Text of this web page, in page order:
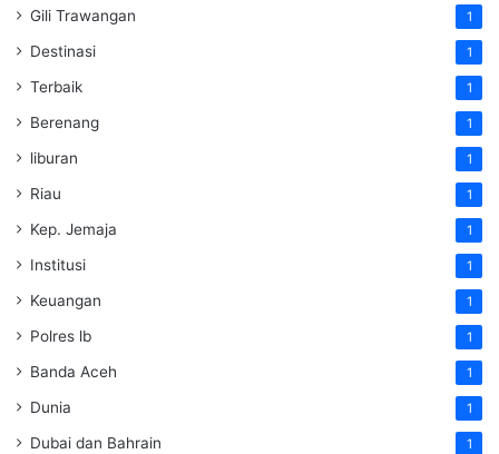
Gili Trawangan 1
Destinasi 1
Terbaik 1
Berenang 1
liburan 1
Riau 1
Kep. Jemaja 1
Institusi 1
Keuangan 1
Polres lb 1
Banda Aceh 1
Dunia 1
Dubai dan Bahrain 1